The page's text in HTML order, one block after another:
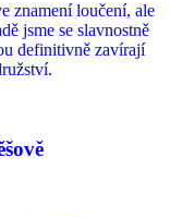
znamení loučení, ale
jsme se slavnostně
definitivně zavírají